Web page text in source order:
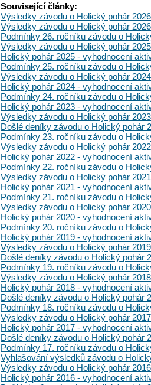
Související články:
Výsledky závodu o Holický pohár
Výsledky závodu o Holický pohár 2026
Podmínky 26. ročníku závodu o
Výsledky závodu o Holický pohár 2025
Holický pohár 2025 - vyhodnocení
Podmínky 25. ročníku závodu o
Výsledky závodu o Holický pohár 2024
Holický pohár 2024 - vyhodnocení
Podmínky 24. ročníku závodu o
Holický pohár 2023 - vyhodnocení
Výsledky závodu o Holický pohár 2023
Došlé deníky závodu o Holický pohár
Podmínky 23. ročníku závodu o
Výsledky závodu o Holický pohár 2022
Holický pohár 2022 - vyhodnocení
Podmínky 22. ročníku závodu o
Výsledky závodu o Holický pohár 2021
Holický pohár 2021 - vyhodnocení
Podmínky 21. ročníku závodu o
Výsledky závodu o Holický pohár 2020
Holický pohár 2020 - vyhodnocení
Podmínky 20. ročníku závodu o
Holický pohár 2019 - vyhodnocení
Výsledky závodu o Holický pohár 2019
Došlé deníky závodu o Holický pohár
Podmínky 19. ročníku závodu o
Výsledky závodu o Holický pohár 2018
Holický pohár 2018 - vyhodnocení
Došlé deníky závodu o Holický pohár
Podmínky 18. ročníku závodu o
Výsledky závodu o Holický pohár 2017
Holický pohár 2017 - vyhodnocení
Došlé deníky závodu o Holický pohár
Podmínky 17. ročníku závodu o
Vyhlašování výsledků závodu o
Výsledky závodu o Holický pohár 2016
Holický pohár 2016 - vyhodnocení